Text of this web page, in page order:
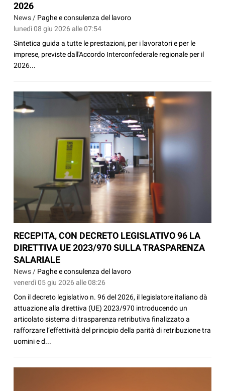
2026
News / Paghe e consulenza del lavoro
lunedì 08 giu 2026 alle 07:54
Sintetica guida a tutte le prestazioni, per i lavoratori e per le
imprese, previste dall'Accordo Interconfederale regionale per il
2026...
RECEPITA, CON DECRETO LEGISLATIVO 96 LA
DIRETTIVA UE 2023/970 SULLA TRASPARENZA
SALARIALE
News / Paghe e consulenza del lavoro
venerdì 05 giu 2026 alle 08:26
Con il decreto legislativo n. 96 del 2026, il legislatore italiano dà
attuazione alla direttiva (UE) 2023/970 introducendo un
articolato sistema di trasparenza retributiva finalizzato a
rafforzare l’effettività del principio della parità di retribuzione tra
uomini e d...